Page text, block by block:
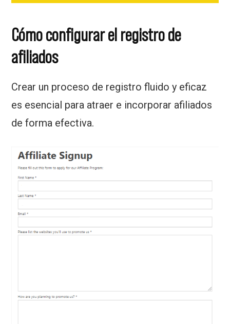
Cómo configurar el registro de
afiliados
Crear un proceso de registro fluido y eficaz
es esencial para atraer e incorporar afiliados
de forma efectiva.